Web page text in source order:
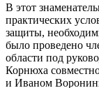
В этот
практических
защиты,
было проведено
области под
Корнюха
и Иваном